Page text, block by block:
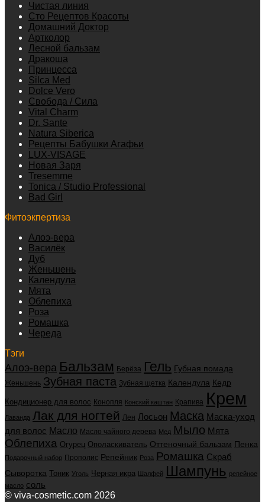
Чистая линия
Сто Рецептов Красоты
Домашний Доктор
Артколор
Лесной бальзам
Дракоша
Принцесса
Silca Med
Dolce Vero
Свобода / Сила
Vital Charm
Dr. Sante
Natura Siberica
Рецепты Бабушки Агафьи
LUX-VISAGE
Новая Заря
Tresemme
Tonica / Studio Professional
Bad Girl
Фитоэкпертиза
Алоэ-вера
Василёк
Дуб
Женьшень
Календула
Мята
Облепиха
Роза
Ромашка
Череда
Тэги
Алоэ-вера Бальзам Берёза Гель Губная помада
Женьшень Зубная паста Зубная щетка Календула Кедр
Кондиционер для волос Конопля Конский каштан Крапива Крем
Лаванда Лак для ногтей Лен Лосьон Маска Маска-уход
для волос Масло Масло чайного дерева Мед Мыло Мята
Облепиха Огурец Ополаскиватель Оттеночный бальзам Пенка
Подарочный набор Прополис Репейник Роза Ромашка Скраб
Сыворотка Тоник Уголь Черная икра Шалфей Шампунь репейное
масло соль
© viva-cosmetic.com 2026